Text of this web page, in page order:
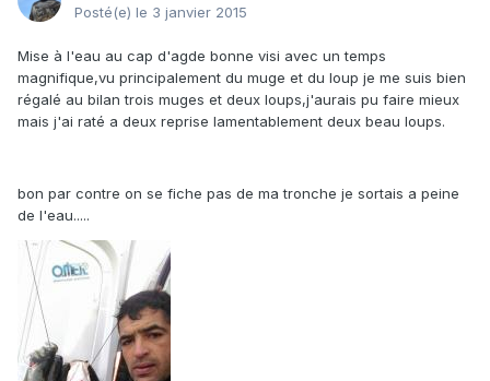
Posté(e) le 3 janvier 2015
Mise à l'eau au cap d'agde bonne visi avec un temps
magnifique,vu principalement du muge et du loup je me suis bien
régalé au bilan trois muges et deux loups,j'aurais pu faire mieux
mais j'ai raté a deux reprise lamentablement deux beau loups.
bon par contre on se fiche pas de ma tronche je sortais a peine
de l'eau.....